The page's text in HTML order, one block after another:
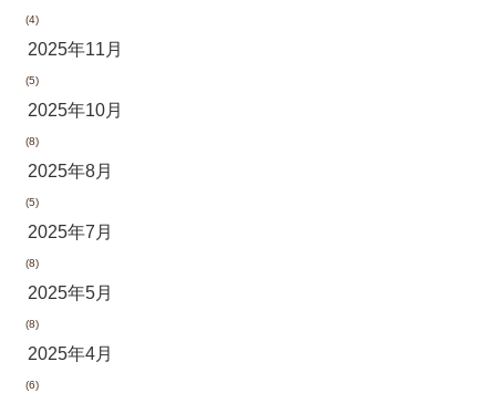
(4)
2025年11月
(5)
2025年10月
(8)
2025年8月
(5)
2025年7月
(8)
2025年5月
(8)
2025年4月
(6)